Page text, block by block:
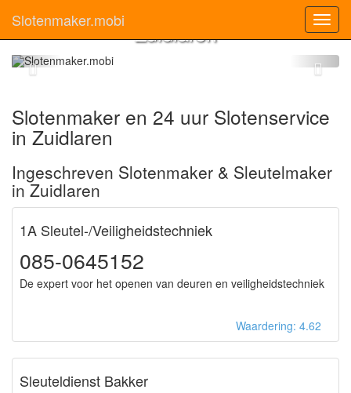
Slotenmaker.mobiSlotenmaker
Zuidlaren
Slotenmaker en 24 uur Slotenservice
in Zuidlaren
Ingeschreven Slotenmaker & Sleutelmaker
in Zuidlaren
1A Sleutel-/Veiligheidstechniek
085-0645152
De expert voor het openen van deuren en veiligheidstechniek
Waardering: 4.62
Sleuteldienst Bakker